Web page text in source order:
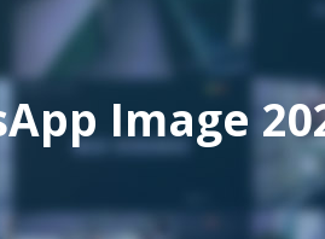
Image